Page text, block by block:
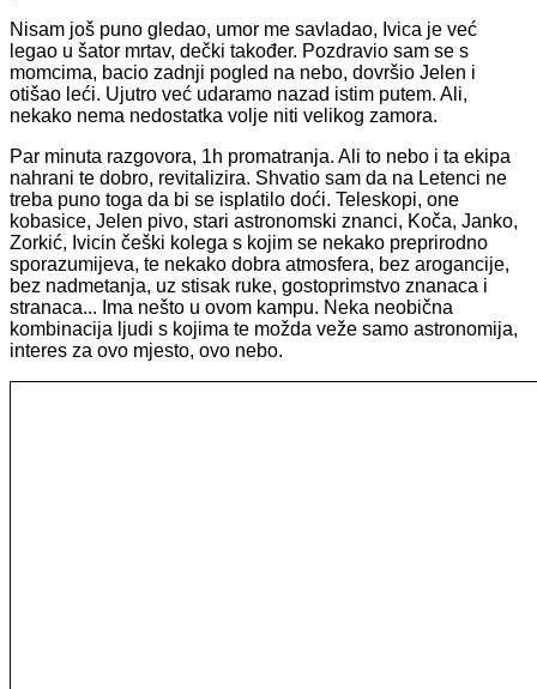
Nisam još puno gledao, umor me savladao, Ivica je već
legao u šator mrtav, dečki također. Pozdravio sam se s
momcima, bacio zadnji pogled na nebo, dovršio Jelen i
otišao leći. Ujutro već udaramo nazad istim putem. Ali,
nekako nema nedostatka volje niti velikog zamora.
Par minuta razgovora, 1h promatranja. Ali to nebo i ta ekipa
nahrani te dobro, revitalizira. Shvatio sam da na Letenci ne
treba puno toga da bi se isplatilo doći. Teleskopi, one
kobasice, Jelen pivo, stari astronomski znanci, Koča, Janko,
Zorkić, Ivicin češki kolega s kojim se nekako preprirodno
sporazumijeva, te nekako dobra atmosfera, bez arogancije,
bez nadmetanja, uz stisak ruke, gostoprimstvo znanaca i
stranaca... Ima nešto u ovom kampu. Neka neobična
kombinacija ljudi s kojima te možda veže samo astronomija,
interes za ovo mjesto, ovo nebo.